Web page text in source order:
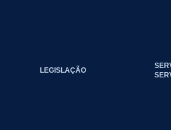
LEGISLAÇÃO